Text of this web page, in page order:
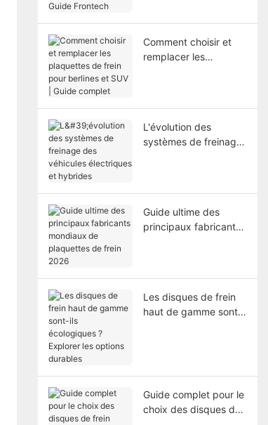
Comment choisir et
remplacer les
L'évolution des
systèmes de freinage
Guide ultime des
principaux fabricants
Les disques de frein
haut de gamme sont-
Guide complet pour le
choix des disques de